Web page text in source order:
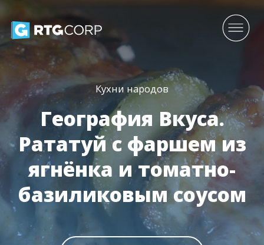
Кухни народов
География Вкуса.
Рататуй с фаршем из
ягнёнка и томатно-
базиликовым соусом